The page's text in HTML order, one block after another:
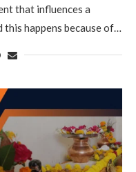
that influences a
this happens because of…